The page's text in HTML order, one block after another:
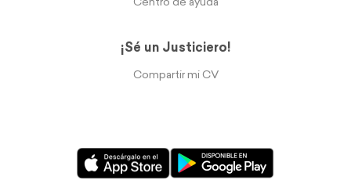
Centro de ayuda
¡Sé un Justiciero!
Compartir mi CV